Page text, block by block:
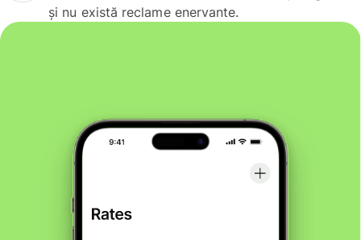
și nu există reclame enervante.